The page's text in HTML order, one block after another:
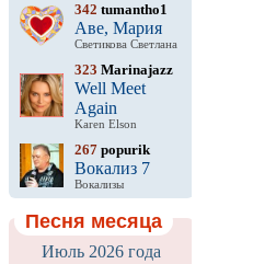
342 tumantho1
Аве, Мария
Светикова Светлана
323 Marinajazz
Well Meet
Again
Karen Elson
267 popurik
Вокализ 7
Вокализы
Песня месяца
Июль 2026 года